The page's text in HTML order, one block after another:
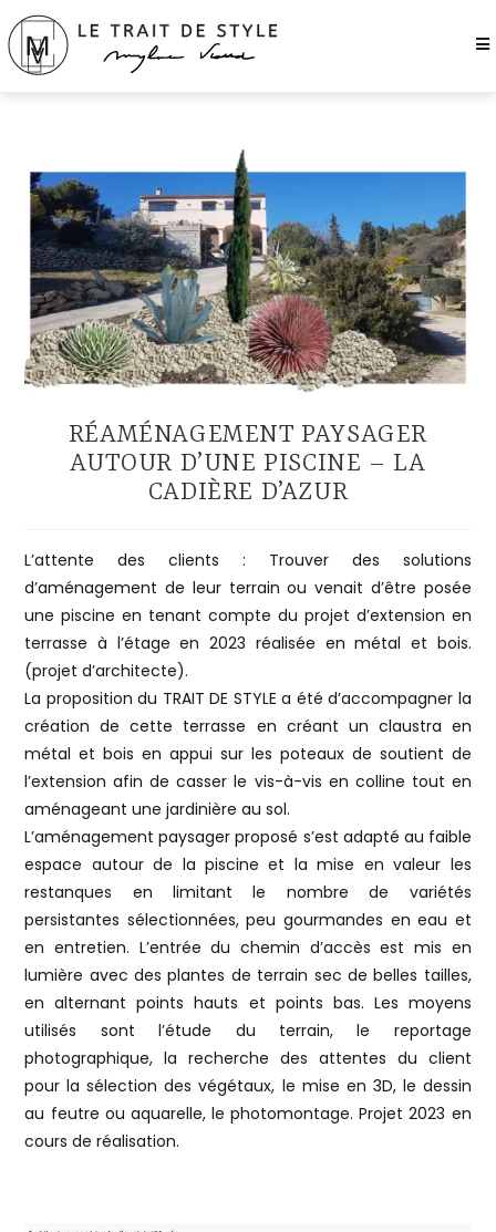
RÉAMÉNAGEMENT PAYSAGER
AUTOUR D’UNE PISCINE – LA
CADIÈRE D’AZUR
L’attente des clients : Trouver des solutions
d’aménagement de leur terrain ou venait d’être posée
une piscine en tenant compte du projet d’extension en
terrasse à l’étage en 2023 réalisée en métal et bois.
(projet d’architecte).
La proposition du TRAIT DE STYLE a été d’accompagner la
création de cette terrasse en créant un claustra en
métal et bois en appui sur les poteaux de soutient de
l’extension afin de casser le vis-à-vis en colline tout en
aménageant une jardinière au sol.
L’aménagement paysager proposé s’est adapté au faible
espace autour de la piscine et la mise en valeur les
restanques en limitant le nombre de variétés
persistantes sélectionnées, peu gourmandes en eau et
en entretien. L’entrée du chemin d’accès est mis en
lumière avec des plantes de terrain sec de belles tailles,
en alternant points hauts et points bas. Les moyens
utilisés sont l’étude du terrain, le reportage
photographique, la recherche des attentes du client
pour la sélection des végétaux, le mise en 3D, le dessin
au feutre ou aquarelle, le photomontage. Projet 2023 en
cours de réalisation.